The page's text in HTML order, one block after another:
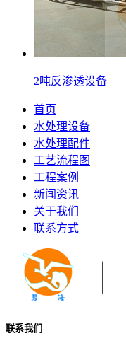
2吨反渗透设备
首页
水处理设备
水处理配件
工艺流程图
工程案例
新闻资讯
关于我们
联系方式
联系我们